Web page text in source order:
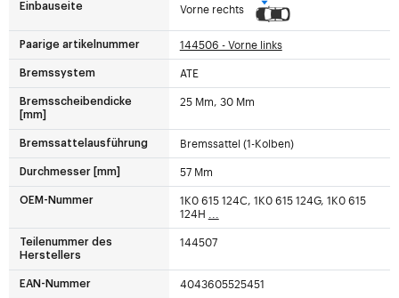
Einbauseite Vorne rechts
Paarige artikelnummer 144506 - Vorne links
Bremssystem ATE
Bremsscheibendicke
[mm]
25 Mm, 30 Mm
Bremssattelausführung Bremssattel (1-Kolben)
Durchmesser [mm] 57 Mm
OEM-Nummer
1K0 615 124C, 1K0 615 124G, 1K0 615
124H ...
Teilenummer des
Herstellers
144507
EAN-Nummer 4043605525451